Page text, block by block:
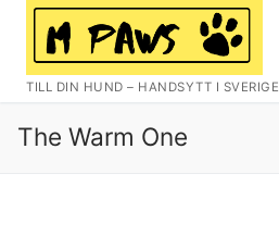
TILL DIN HUND – HANDSYTT I SVERIGE
The Warm One